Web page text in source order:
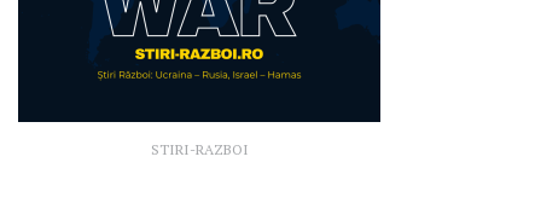
STIRI-RAZBOI